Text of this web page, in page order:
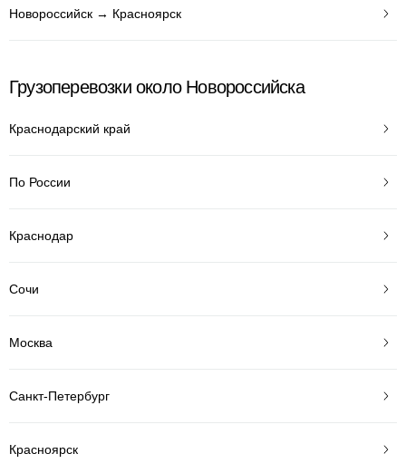
Новороссийск → Красноярск
Грузоперевозки около Новороссийска
Краснодарский край
По России
Краснодар
Сочи
Москва
Санкт-Петербург
Красноярск